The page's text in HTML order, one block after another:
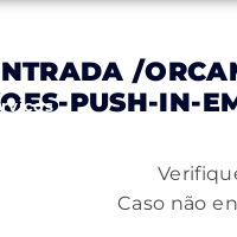
/
PUSH-IN-
Caso não